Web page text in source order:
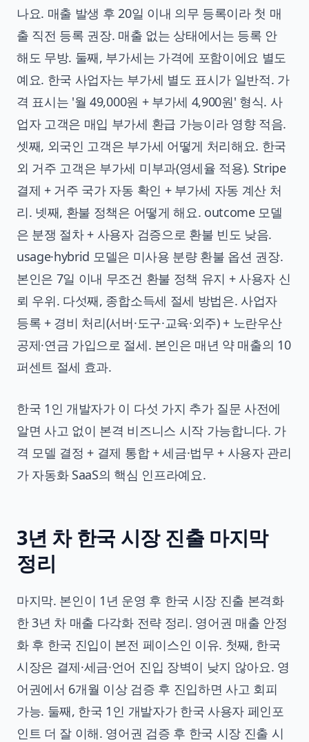
나요. 매출 발생 후 20일 이내 의무 등록이라 첫 매
출 직전 등록 권장. 매출 없는 상태에서는 등록 안
해도 무방. 둘째, 부가세는 가격에 포함이에요 별도
예요. 한국 사업자는 부가세 별도 표시가 일반적. 가
격 표시는 '월 49,000원 + 부가세 4,900원' 형식. 사
업자 고객은 매입 부가세 환급 가능이라 영향 적음.
셋째, 외국인 고객은 부가세 어떻게 처리해요. 한국
외 거주 고객은 부가세 미부과(영세율 적용). Stripe
결제 + 거주 국가 자동 확인 + 부가세 자동 계산 처
리. 넷째, 환불 정책은 어떻게 해요. outcome 모델
은 분쟁 절차 + 사용자 검증으로 환불 빈도 낮음.
usage·hybrid 모델은 미사용 분량 환불 옵션 권장.
본인은 7일 이내 무조건 환불 정책 유지 + 사용자 신
뢰 우위. 다섯째, 종합소득세 절세 방법은. 사업자
등록 + 경비 처리(서버·도구·교육·외주) + 노란우산
공제·연금 가입으로 절세. 본인은 매년 약 매출의 10
퍼센트 절세 효과.
한국 1인 개발자가 이 다섯 가지 추가 질문 사전에
알면 사고 없이 본격 비즈니스 시작 가능합니다. 가
격 모델 결정 + 결제 통합 + 세금·법무 + 사용자 관리
가 자동화 SaaS의 핵심 인프라예요.
3년 차 한국 시장 진출 마지막
정리
마지막. 본인이 1년 운영 후 한국 시장 진출 본격화
한 3년 차 매출 다각화 전략 정리. 영어권 매출 안정
화 후 한국 진입이 본전 페이스인 이유. 첫째, 한국
시장은 결제·세금·언어 진입 장벽이 낮지 않아요. 영
어권에서 6개월 이상 검증 후 진입하면 사고 회피
가능. 둘째, 한국 1인 개발자가 한국 사용자 페인포
인트 더 잘 이해. 영어권 검증 후 한국 시장 진출 시